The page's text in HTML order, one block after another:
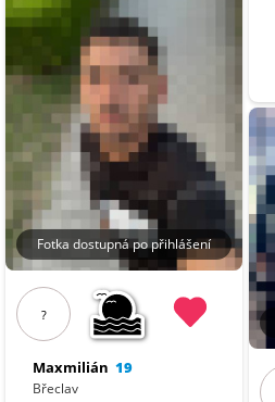
Fotka dostupná po přihlášení
?
Maxmilián 19
Břeclav